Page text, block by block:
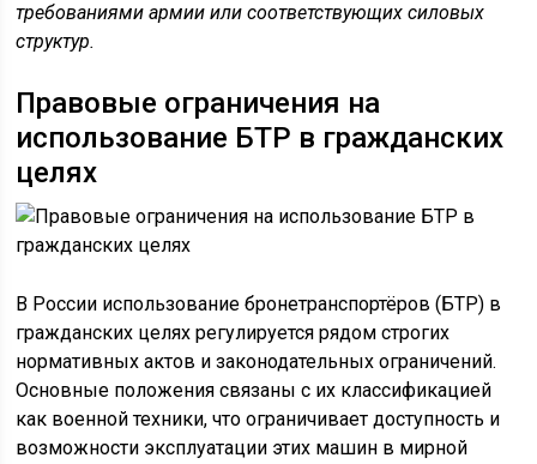
требованиями армии или соответствующих силовых
структур.
Правовые ограничения на
использование БТР в гражданских
целях
В России использование бронетранспортёров (БТР) в
гражданских целях регулируется рядом строгих
нормативных актов и законодательных ограничений.
Основные положения связаны с их классификацией
как военной техники, что ограничивает доступность и
возможности эксплуатации этих машин в мирной